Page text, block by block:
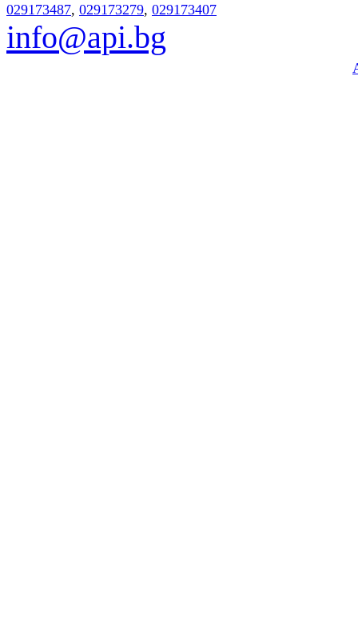
029173487, 029173279, 029173407
info@api.bg